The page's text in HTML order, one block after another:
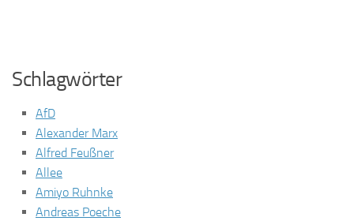
Schlagwörter
AfD
Alexander Marx
Alfred Feußner
Allee
Amiyo Ruhnke
Andreas Poeche